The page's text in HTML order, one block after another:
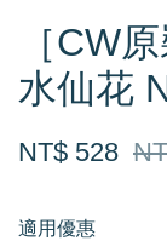
［CW
水仙花
NT$ 528
適用優惠